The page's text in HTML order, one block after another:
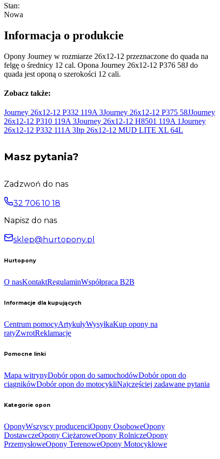
Stan:
Nowa
Informacja o produkcie
Opony Journey w rozmiarze 26x12-12 przeznaczone do quada na
felgę o średnicy 12 cal. Opona Journey 26x12-12 P376 58J do
quada jest oponą o szerokości 12 cali.
Zobacz także:
Journey 26x12-12 P332 119A 3Journey 26x12-12 P375 58JJourney
26x12-12 P310 119A 3Journey 26x12-12 H8501 119A 1Journey
26x12-12 P332 111A 3Itp 26x12-12 MUD LITE XL 64L
Masz pytania?
Zadzwoń do nas
32 706 10 18
Napisz do nas
sklep@hurtopony.pl
Hurtopony
O nasKontaktRegulaminWspółpraca B2B
Informacje dla kupujących
Centrum pomocyArtykułyWysyłkaKup opony na
ratyZwrotReklamacje
Pomocne linki
Mapa witrynyDobór opon do samochodówDobór opon do
ciągnikówDobór opon do motocykliNajczęściej zadawane pytania
Kategorie opon
OponyWszyscy producenciOpony OsoboweOpony
DostawczeOpony CiężaroweOpony RolniczeOpony
PrzemysłoweOpony TerenoweOpony Motocyklowe